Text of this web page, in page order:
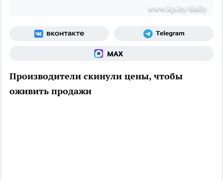
www.kp.by/daily
Производители скинули цены, чтобы
оживить продажи